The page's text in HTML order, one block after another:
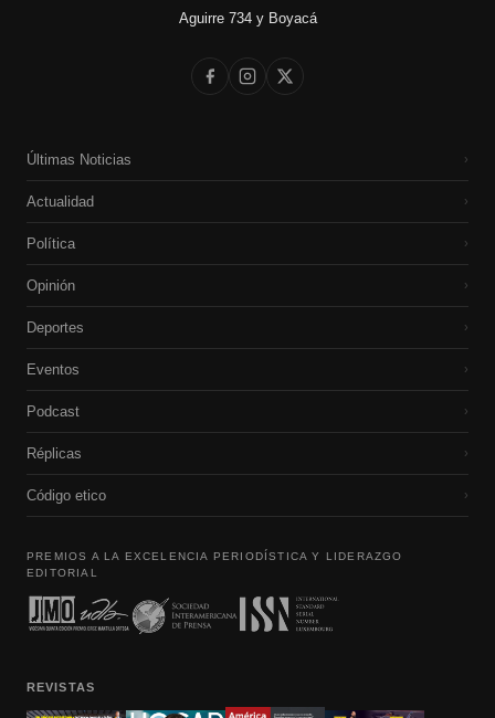
Aguirre 734 y Boyacá
Últimas Noticias ›
Actualidad ›
Política ›
Opinión ›
Deportes ›
Eventos ›
Podcast ›
Réplicas ›
Código etico ›
PREMIOS A LA EXCELENCIA PERIODÍSTICA Y LIDERAZGO
EDITORIAL
REVISTAS